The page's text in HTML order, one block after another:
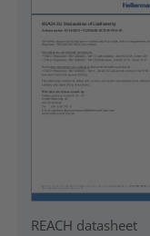
REACH datasheet